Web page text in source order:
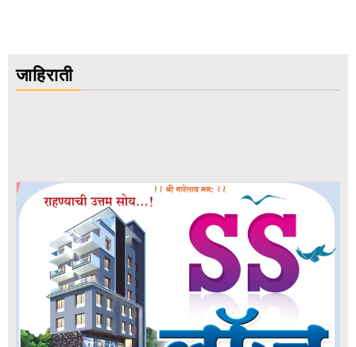
जाहिराती